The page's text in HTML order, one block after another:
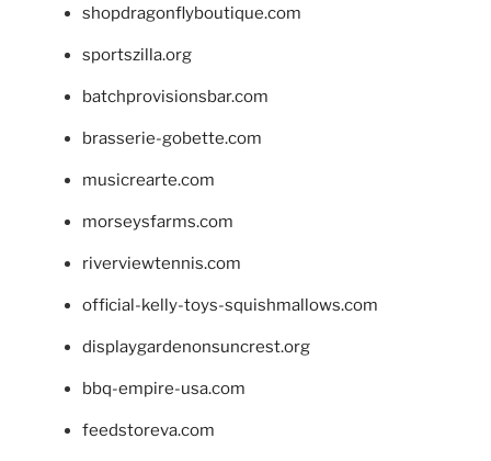
shopdragonflyboutique.com
sportszilla.org
batchprovisionsbar.com
brasserie-gobette.com
musicrearte.com
morseysfarms.com
riverviewtennis.com
official-kelly-toys-squishmallows.com
displaygardenonsuncrest.org
bbq-empire-usa.com
feedstoreva.com